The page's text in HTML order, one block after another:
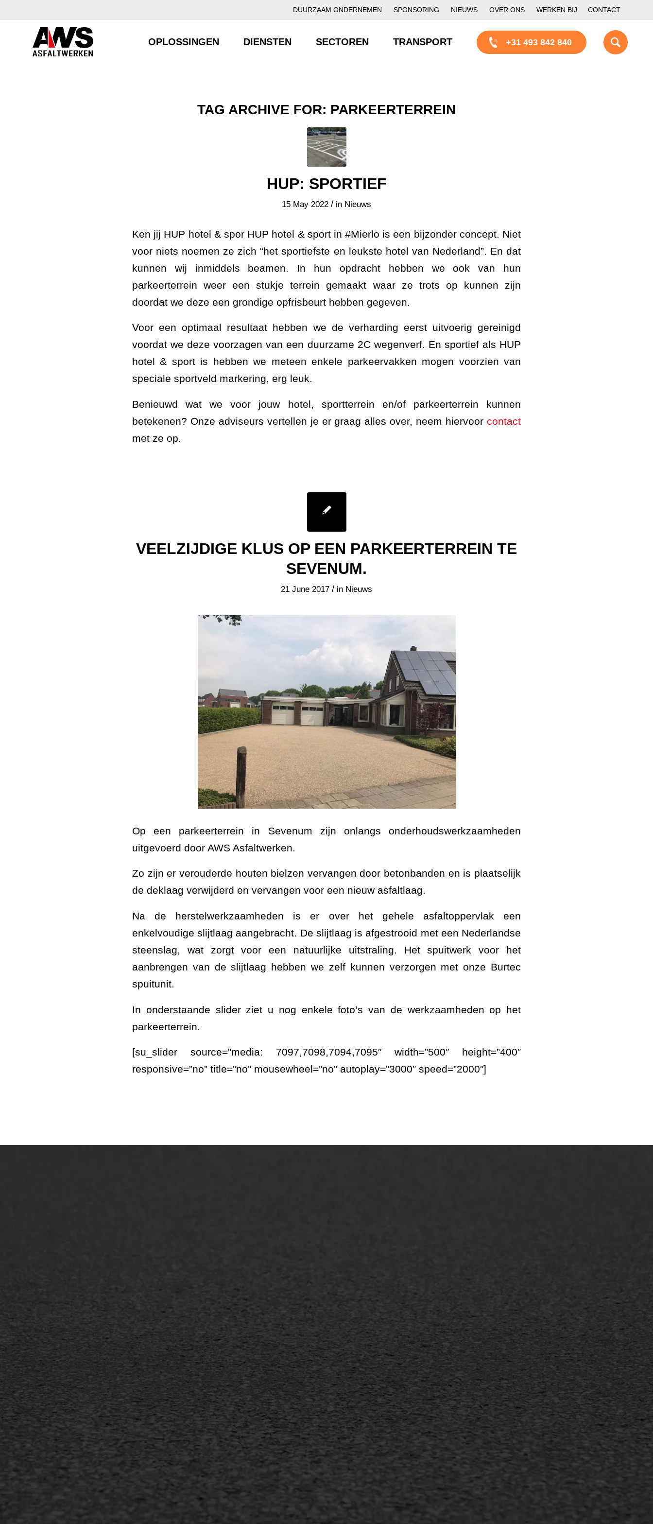
DUURZAAM ONDERNEMEN SPONSORING NIEUWS OVER ONS WERKEN BIJ CONTACT
OPLOSSINGEN DIENSTEN SECTOREN TRANSPORT +31 493 842 840
TAG ARCHIVE FOR: PARKEERTERREIN
HUP: SPORTIEF
15 May 2022 / in Nieuws
Ken jij HUP hotel & spor HUP hotel & sport in #Mierlo is een bijzonder concept. Niet
voor niets noemen ze zich “het sportiefste en leukste hotel van Nederland”. En dat
kunnen wij inmiddels beamen. In hun opdracht hebben we ook van hun
parkeerterrein weer een stukje terrein gemaakt waar ze trots op kunnen zijn
doordat we deze een grondige opfrisbeurt hebben gegeven.
Voor een optimaal resultaat hebben we de verharding eerst uitvoerig gereinigd
voordat we deze voorzagen van een duurzame 2C wegenverf. En sportief als HUP
hotel & sport is hebben we meteen enkele parkeervakken mogen voorzien van
speciale sportveld markering, erg leuk.
Benieuwd wat we voor jouw hotel, sportterrein en/of parkeerterrein kunnen
betekenen? Onze adviseurs vertellen je er graag alles over, neem hiervoor contact
met ze op.
VEELZIJDIGE KLUS OP EEN PARKEERTERREIN TE
SEVENUM.
21 June 2017 / in Nieuws
Op een parkeerterrein in Sevenum zijn onlangs onderhoudswerkzaamheden
uitgevoerd door AWS Asfaltwerken.
Zo zijn er verouderde houten bielzen vervangen door betonbanden en is plaatselijk
de deklaag verwijderd en vervangen voor een nieuw asfaltlaag.
Na de herstelwerkzaamheden is er over het gehele asfaltoppervlak een
enkelvoudige slijtlaag aangebracht. De slijtlaag is afgestrooid met een Nederlandse
steenslag, wat zorgt voor een natuurlijke uitstraling. Het spuitwerk voor het
aanbrengen van de slijtlaag hebben we zelf kunnen verzorgen met onze Burtec
spuitunit.
In onderstaande slider ziet u nog enkele foto’s van de werkzaamheden op het
parkeerterrein.
[su_slider source=”media: 7097,7098,7094,7095″ width=”500″ height=”400″
responsive=”no” title=”no” mousewheel=”no” autoplay=”3000″ speed=”2000″]
Markering verlagen
WIJ WERKEN VOOR
GWW aannemers
Overheid
Industrie & MKB
Agrarische bedrijven
Bitumineuze voegvulling
Gietasfalt reparatie
Verwijderen markering
Vlakslijpen
Inschrijven nieuwsbrief
Duurzaam ondernemen
Algemene voorwaarden